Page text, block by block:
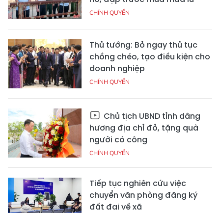
CHÍNH QUYỀN
Thủ tướng: Bỏ ngay thủ tục
chồng chéo, tạo điều kiện cho
doanh nghiệp
CHÍNH QUYỀN
Chủ tịch UBND tỉnh dâng
hương địa chỉ đỏ, tặng quà
người có công
CHÍNH QUYỀN
Tiếp tục nghiên cứu việc
chuyển văn phòng đăng ký
đất đai về xã